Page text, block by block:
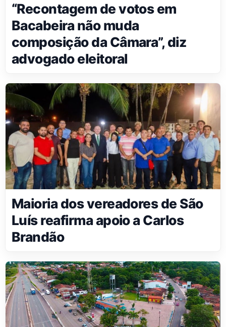
“Recontagem de votos em
Bacabeira não muda
composição da Câmara”, diz
advogado eleitoral
Maioria dos vereadores de São
Luís reafirma apoio a Carlos
Brandão